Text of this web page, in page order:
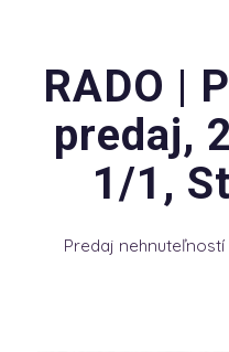
RADO |
predaj,
1/1,
Predaj nehnuteľností